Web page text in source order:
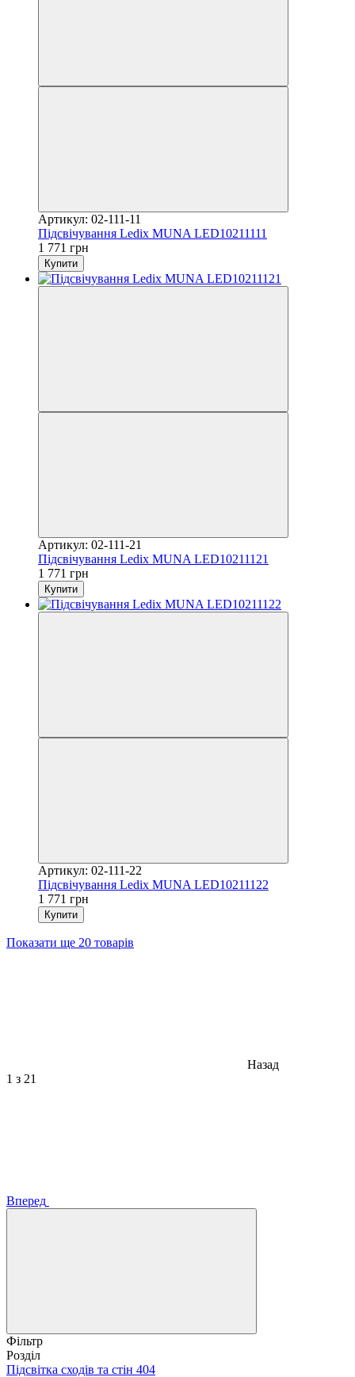
Артикул: 02-111-11
Підсвічування Ledix MUNA LED10211111
1 771 грн
Купити
Артикул: 02-111-21
Підсвічування Ledix MUNA LED10211121
1 771 грн
Купити
Артикул: 02-111-22
Підсвічування Ledix MUNA LED10211122
1 771 грн
Купити
Показати ще 20 товарів
Назад
1 з 21
Вперед
Фільтр
Розділ
Підсвітка сходів та стін 404